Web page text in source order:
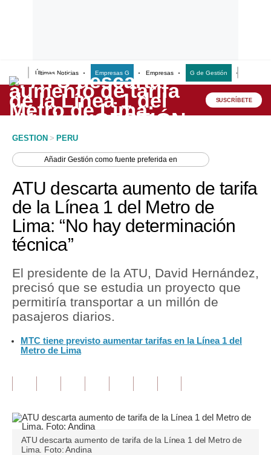
Últimas Noticias Empresas G Empresas G de Gestión
Lo último
Peru Quiosco
Economía
Mercados
Perú
Política
Tu Dinero
Finanzas Personales
Inmobiliarias
Opinión
Editorial
Pregunta de hoy
SUSCRÍBETE
GESTION > PERU
AñadirGestión como fuente preferida en
ATU descarta aumento de tarifa
de la Línea 1 del Metro de
Lima: “No hay determinación
técnica”
El presidente de la ATU, David Hernández,
precisó que se estudia un proyecto que
permitiría transportar a un millón de
pasajeros diarios.
MTC tiene previsto aumentar tarifas en la Línea 1 del
Metro de Lima
ATU descarta aumento de tarifa de la Línea 1 del Metro de
Lima. Foto: Andina